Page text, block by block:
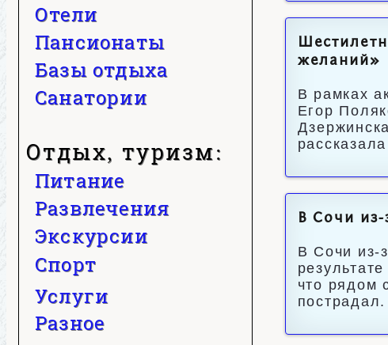
Отели
Пансионаты
Базы отдыха
Санатории
Отдых, туризм:
Питание
Развлечения
Экскурсии
Спорт
Услуги
Разное
желаний»
В рамках
Егор
В Сочи из-
В Сочи из-
что рядом
пострадал.